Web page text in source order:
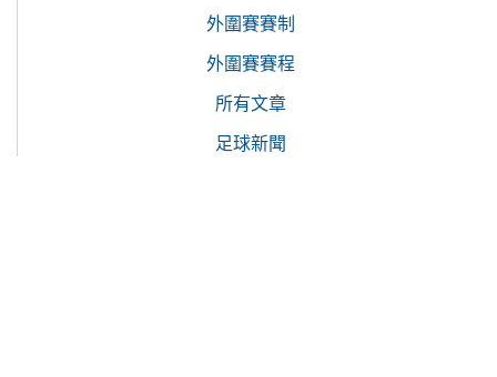
外圍賽賽制
外圍賽賽程
所有文章
足球新聞